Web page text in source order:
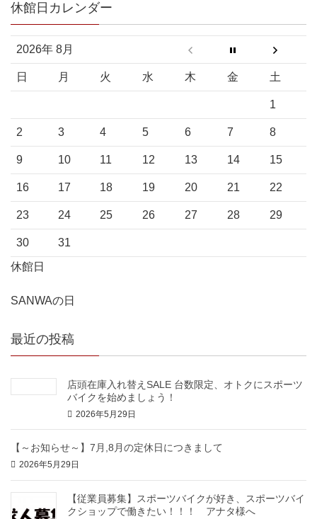
休館日カレンダー
2026年 8月
日 月 火 水 木 金 土
1
2 3 4 5 6 7 8
9 10 11 12 13 14 15
16 17 18 19 20 21 22
23 24 25 26 27 28 29
30
31
休館日
SANWAの日
最近の投稿
店頭在庫入れ替えSALE 台数限定、オトクにスポーツ
バイクを始めましょう！
2026年5月29日
【～お知らせ～】7月,8月の定休日につきまして
2026年5月29日
【従業員募集】スポーツバイクが好き、スポーツバイ
クショップで働きたい！！！ アナタ様へ